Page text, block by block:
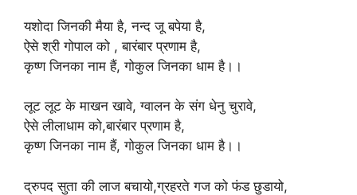
यशोदा जिनकी मैया है, नन्द जू बपेया है,
ऐसे श्री गोपाल को , बारंबार प्रणाम है,
कृष्ण जिनका नाम हैं, गोकुल जिनका धाम है।।
लूट लूट के माखन खावे, ग्वालन के संग धेनु चुरावे,
ऐसे लीलाधाम को,बारंबार प्रणाम है,
कृष्ण जिनका नाम हैं, गोकुल जिनका धाम है।।
द्रुपद सुता की लाज बचायो,ग्रहरते गज को फंड छुडायो,